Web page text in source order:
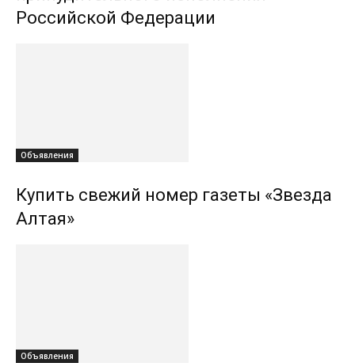
Российской Федерации
Объявления
Купить свежий номер газеты «Звезда
Алтая»
Объявления